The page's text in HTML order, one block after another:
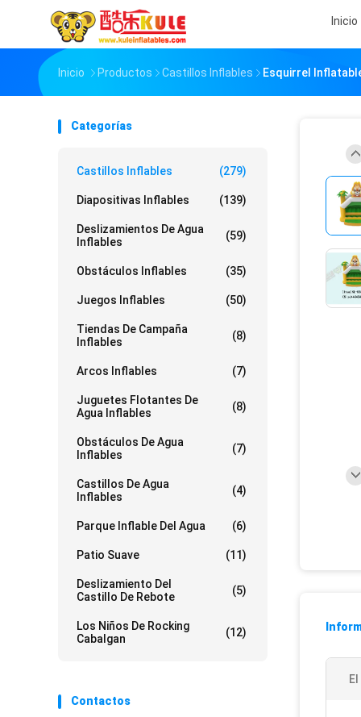
Inicio
Inicio Productos Castillos Inflables Esquirrel
Categorías
Castillos Inflables (279)
Diapositivas Inflables (139)
Deslizamientos De Agua
Inflables
(59)
Obstáculos Inflables (35)
Juegos Inflables (50)
Tiendas De Campaña
Inflables
(8)
Arcos Inflables (7)
Juguetes Flotantes De
Agua Inflables
(8)
Obstáculos De Agua
Inflables
(7)
Castillos De Agua
Inflables
(4)
Parque Inflable Del Agua (6)
Patio Suave (11)
Deslizamiento Del
Castillo De Rebote
(5)
Los Niños De Rocking
Cabalgan
(12)
Contactos